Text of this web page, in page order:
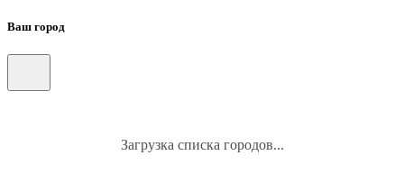
Ваш город
Загрузка списка городов...